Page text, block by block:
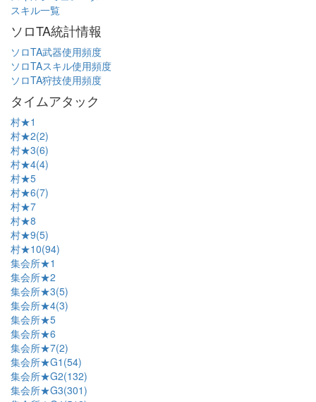
スキル一覧
ソロTA統計情報
ソロTA武器使用頻度
ソロTAスキル使用頻度
ソロTA狩技使用頻度
タイムアタック
村★1
村★2(2)
村★3(6)
村★4(4)
村★5
村★6(7)
村★7
村★8
村★9(5)
村★10(94)
集会所★1
集会所★2
集会所★3(5)
集会所★4(3)
集会所★5
集会所★6
集会所★7(2)
集会所★G1(54)
集会所★G2(132)
集会所★G3(301)